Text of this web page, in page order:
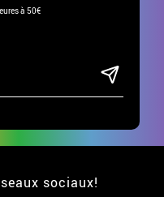
à 50€
sociaux!